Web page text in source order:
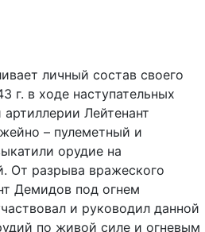
личный состав своего
г. в ходе наступательных
Лейтенант
– пулеметный и
орудие на
От разрыва вражеского
Демидов под огнем
и руководил данной
по живой силе и огневым